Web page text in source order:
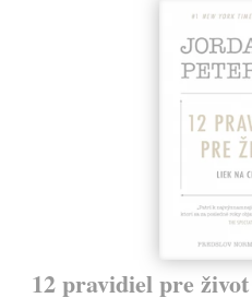
12 pravidiel pre život